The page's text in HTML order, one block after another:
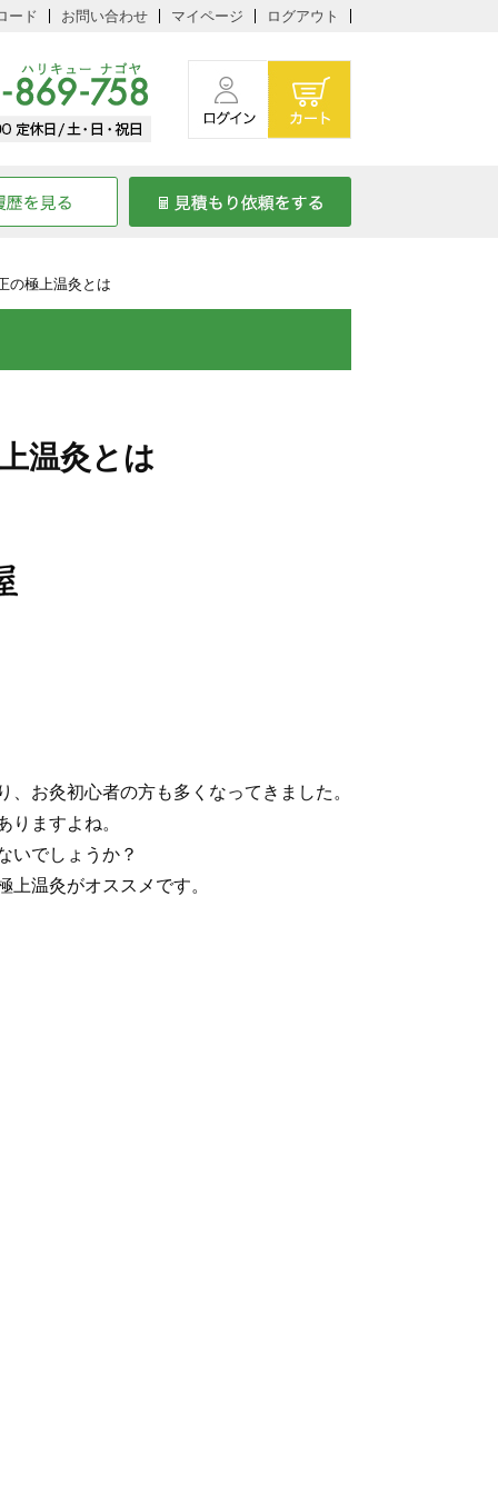
ード お問い合わせ マイページ ログアウト
の極上温灸とは
温灸とは
お灸初心者の方も多くなってきました。
りますよね。
いでしょうか？
温灸がオススメです。